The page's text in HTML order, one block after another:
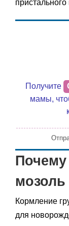
Получите
мамы,
Почему
Кормление
для